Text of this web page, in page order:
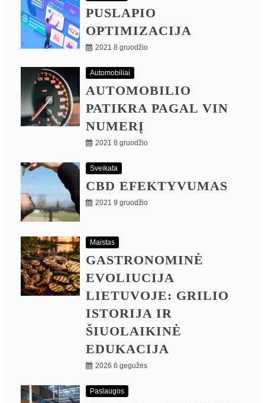
PUSLAPIO
OPTIMIZACIJA
2021 8 gruodžio
Automobiliai
AUTOMOBILIO
PATIKRA PAGAL VIN
NUMERĮ
2021 8 gruodžio
Sveikata
CBD EFEKTYVUMAS
2021 9 gruodžio
Maistas
GASTRONOMINĖ
EVOLIUCIJA
LIETUVOJE: GRILIO
ISTORIJA IR
ŠIUOLAIKINĖ
EDUKACIJA
2026 6 gegužės
Paslaugos